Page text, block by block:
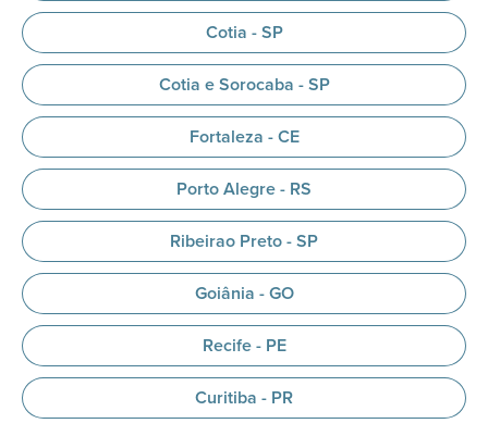
Cotia - SP
Cotia e Sorocaba - SP
Fortaleza - CE
Porto Alegre - RS
Ribeirao Preto - SP
Goiânia - GO
Recife - PE
Curitiba - PR